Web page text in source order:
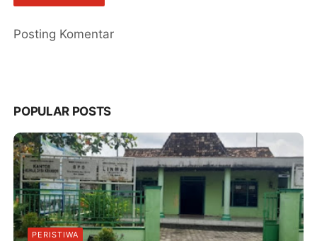
Posting Komentar
POPULAR POSTS
PERISTIWA